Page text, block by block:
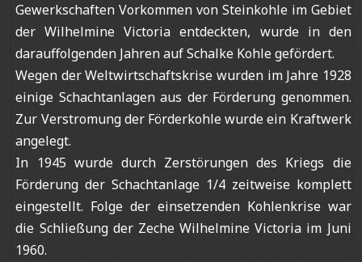
Gewerkschaften Vorkommen von Steinkohle im Gebiet
der Wilhelmine Victoria entdeckten, wurde in den
darauffolgenden Jahren auf Schalke Kohle gefördert.
Wegen der Weltwirtschaftskrise wurden im Jahre 1928
einige Schachtanlagen aus der Förderung genommen.
Zur Verstromung der Förderkohle wurde ein Kraftwerk
angelegt.
In 1945 wurde durch Zerstörungen des Kriegs die
Förderung der Schachtanlage 1/4 zeitweise komplett
eingestellt. Folge der einsetzenden Kohlenkrise war
die Schließung der Zeche Wilhelmine Victoria im Juni
1960.